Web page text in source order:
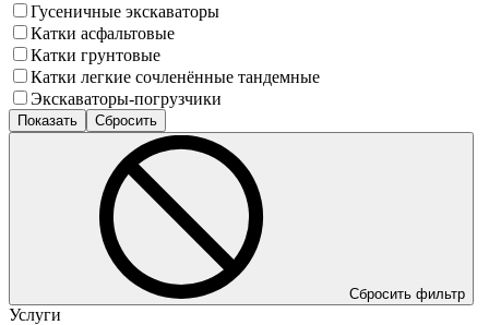
Гусеничные экскаваторы
Катки асфальтовые
Катки грунтовые
Катки легкие сочленённые тандемные
Экскаваторы-погрузчики
Сбросить фильтр
Услуги